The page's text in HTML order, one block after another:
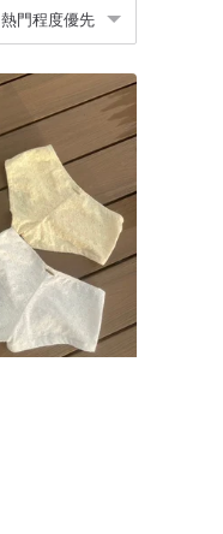
熱門程度優先